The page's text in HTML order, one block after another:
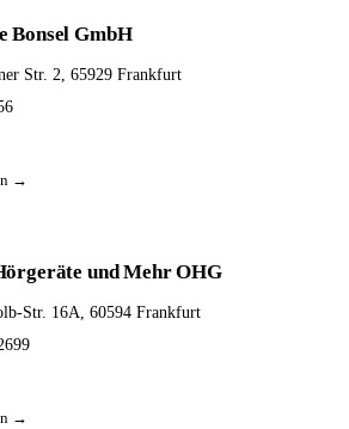
Bonsel GmbH
Str. 2, 65929 Frankfurt
→
und Mehr OHG
Str. 16A, 60594 Frankfurt
→